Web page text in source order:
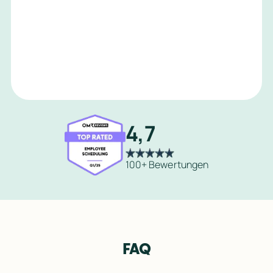
4,7
100+ Bewertungen
FAQ